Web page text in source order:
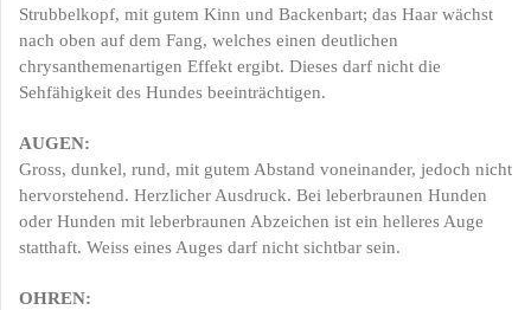
Strubbelkopf, mit gutem Kinn und Backenbart; das Haar wächst
nach oben auf dem Fang, welches einen deutlichen
chrysanthemenartigen Effekt ergibt. Dieses darf nicht die
Sehfähigkeit des Hundes beeinträchtigen.
AUGEN:
Gross, dunkel, rund, mit gutem Abstand voneinander, jedoch nicht
hervorstehend. Herzlicher Ausdruck. Bei leberbraunen Hunden
oder Hunden mit leberbraunen Abzeichen ist ein helleres Auge
statthaft. Weiss eines Auges darf nicht sichtbar sein.
OHREN: